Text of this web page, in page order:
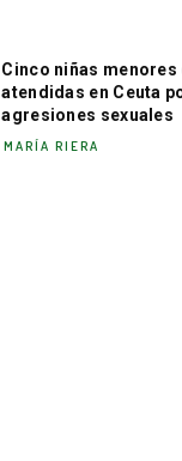
Cinco niñas menores
atendidas en Ceuta
agresiones sexuales
MARÍA RIERA